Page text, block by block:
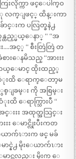
းလိုက္ကာ ဖင္ေပါက္၀
ပ္ရံု လက္ျဖင့္ ထိန္းကာ
င္းက ပလြတ္ခနဲ႕
န္ထည့္မယ္ေနာ္ “ “အ
း….အင့္ “ စီးတြဲတြဲ တ
ားေနမိသည္ “အားးး
တယ္ေမာင္ ထိုးထည့္
ဆံုးထိ ေရာက္ေတာ့မ
စ္ျခမ္း ကို အစြမ္း
ေရာက္သြားပီ “
င္းးး အထုတ္အသြင္း
း ေမာင္လိုးပီးကတ
ယာက်ၤားက ဖင္ မခ်
မာင္နဲ႕ မိုးေယာက်ၤား
မာင္ကလည္း မိုးက ေ